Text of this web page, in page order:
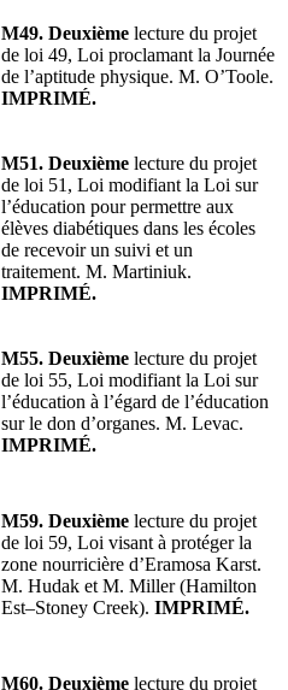
M49. Deuxième lecture du projet
de loi 49, Loi proclamant la Journée
de l’aptitude physique. M. O’Toole.
IMPRIMÉ.
M51. Deuxième lecture du projet
de loi 51, Loi modifiant la Loi sur
l’éducation pour permettre aux
élèves diabétiques dans les écoles
de recevoir un suivi et un
traitement. M. Martiniuk.
IMPRIMÉ.
M55. Deuxième lecture du projet
de loi 55, Loi modifiant la Loi sur
l’éducation à l’égard de l’éducation
sur le don d’organes. M. Levac.
IMPRIMÉ.
M59. Deuxième lecture du projet
de loi 59, Loi visant à protéger la
zone nourricière d’Eramosa Karst.
M. Hudak et M. Miller (Hamilton
Est–Stoney Creek). IMPRIMÉ.
M60. Deuxième lecture du projet